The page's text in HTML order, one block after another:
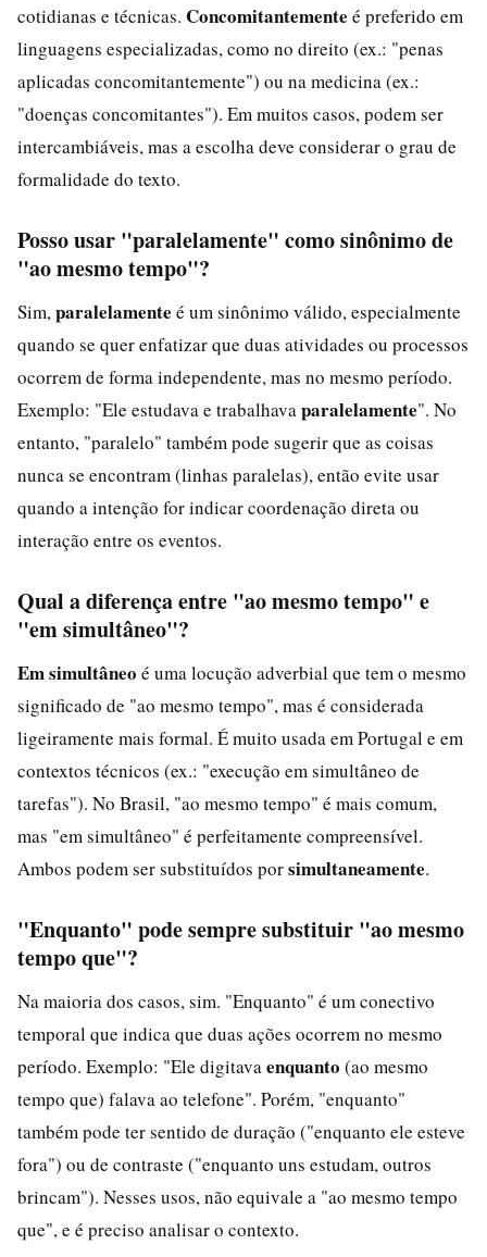
cotidianas e técnicas. Concomitantemente é preferido em
linguagens especializadas, como no direito (ex.: "penas
aplicadas concomitantemente") ou na medicina (ex.:
"doenças concomitantes"). Em muitos casos, podem ser
intercambiáveis, mas a escolha deve considerar o grau de
formalidade do texto.
Posso usar "paralelamente" como sinônimo de
"ao mesmo tempo"?
Sim, paralelamente é um sinônimo válido, especialmente
quando se quer enfatizar que duas atividades ou processos
ocorrem de forma independente, mas no mesmo período.
Exemplo: "Ele estudava e trabalhava paralelamente". No
entanto, "paralelo" também pode sugerir que as coisas
nunca se encontram (linhas paralelas), então evite usar
quando a intenção for indicar coordenação direta ou
interação entre os eventos.
Qual a diferença entre "ao mesmo tempo" e
"em simultâneo"?
Em simultâneo é uma locução adverbial que tem o mesmo
significado de "ao mesmo tempo", mas é considerada
ligeiramente mais formal. É muito usada em Portugal e em
contextos técnicos (ex.: "execução em simultâneo de
tarefas"). No Brasil, "ao mesmo tempo" é mais comum,
mas "em simultâneo" é perfeitamente compreensível.
Ambos podem ser substituídos porsimultaneamente.
"Enquanto" pode sempre substituir "ao mesmo
tempo que"?
Na maioria dos casos, sim. "Enquanto" é um conectivo
temporal que indica que duas ações ocorrem no mesmo
período. Exemplo: "Ele digitava enquanto (ao mesmo
tempo que) falava ao telefone". Porém, "enquanto"
também pode ter sentido de duração ("enquanto ele esteve
fora") ou de contraste ("enquanto uns estudam, outros
brincam"). Nesses usos, não equivale a "ao mesmo tempo
que", e é preciso analisar o contexto.